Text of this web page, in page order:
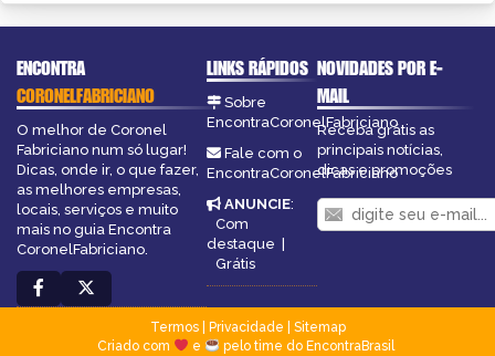
ENCONTRA
CORONELFABRICIANO
O melhor de Coronel
Fabriciano num só lugar!
Dicas, onde ir, o que fazer,
as melhores empresas,
locais, serviços e muito
mais no guia Encontra
CoronelFabriciano.
LINKS RÁPIDOS
Sobre
EncontraCoronelFabriciano
Fale com o
EncontraCoronelFabriciano
ANUNCIE:
Com
destaque
Grátis
NOVIDADES POR E-
MAIL
Receba grátis as
principais notícias,
dicas e promoções
Termos| Privacidade
Sitemap
Criado com
e pelo time do EncontraBrasil